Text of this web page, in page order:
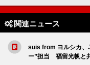
関連ニュース
suis from ヨルシカ、
ー”担当 福留光帆と